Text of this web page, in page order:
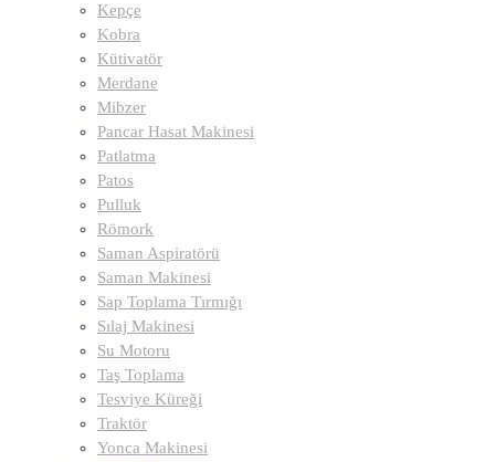
Kepçe
Kobra
Kütivatör
Merdane
Mibzer
Pancar Hasat Makinesi
Patlatma
Patos
Pulluk
Römork
Saman Aspiratörü
Saman Makinesi
Sap Toplama Tırmığı
Sılaj Makinesi
Su Motoru
Taş Toplama
Tesviye Küreği
Traktör
Yonca Makinesi